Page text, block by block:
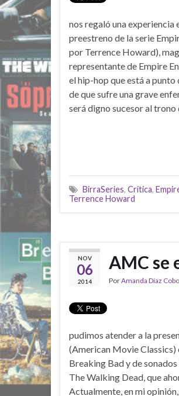
nos regaló una
preestreno de la serie
por Terrence Howard),
representante de Empire
el hip-hop que está a
de que sufre una grave
será digno sucesor al
BirraSeries, Crítica,
Terrence Howard
NOV
06
2014
AMC se
PorAmanda Díaz Cobo
pudimos atender a la
(American Movie Classics)
Breaking Bad y de
The Walking Dead, que
Actualmente, en mi